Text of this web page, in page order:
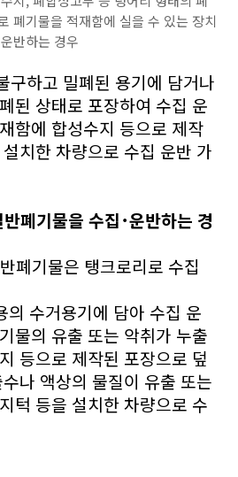
폐기물을 적재함에 실을 수 있는 장치
반하는 경우
하고 밀폐된 용기에 담거나
된 상태로 포장하여 수집 운
함에 합성수지 등으로 제작
치한 차량으로 수집 운반 가
폐기물을 수집･운반하는 경
폐기물은 탱크로리로 수집
수거용기에 담아 수집 운
물의 유출 또는 악취가 누출
등으로 제작된 포장으로 덮
나 액상의 물질이 유출 또는
턱 등을 설치한 차량으로 수